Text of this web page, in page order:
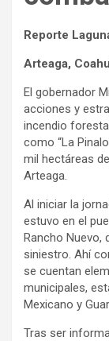
Reporte
Arteaga,
El gobernador
acciones y
incendio
como “La
mil hectáreas
Arteaga.
Al iniciar la
estuvo en el
Rancho Nuevo,
siniestro. Ahí
se cuentan
municipales,
Mexicano y
Tras ser